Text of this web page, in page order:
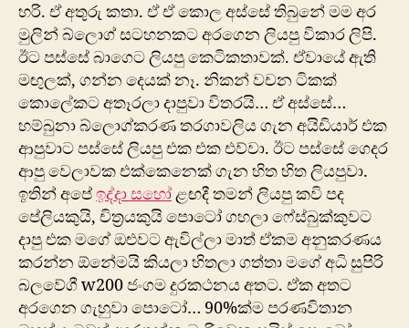
හරි. ඒ අතුරු කතා. ඒ ඒ කොල අස්සේ තිබුනේ මම අර
මුලින් බ්ලොග් සටහනකට අරගෙන ලියපු විකාර ලිපි.
ඊ‍ට පස්සේ බාගෙට ලියපු කෙටිකතාවක්. ඒවායේ ඇති
මඟුලක්, ගන්න දෙයක් නෑ. නිකන් වචන ටිකක්
කොලේකට අතෑරලා දාපුවා විතරයි… ඒ අස්සේ…
හම්බුනා බ්ලොග්කරණ තරගාවලිය ගැන අයිඩියාර් එක
ආපුවාට පස්සේ ලියපු එක එක එව්වා. ඊට පස්සේ ගෙදර
ආපු වෙලාවක එක්කෙනෙක් ගැන හිත හිත ලියපුවා.
ඉතින් අපේඉද්දා සහෝළඟදී තමන් ලියපු කවි පද
පේලියකුයි, චිත්‍රයකුයි පො‍ටෝ ගහලා ෆේස්බුක්කුවට
දාපු එක මගේ ඔළුවට ඇවිල්ලා මාත් ඒකම අනුකරණය
කරන්න ඕනේමයි කියලා හිතලා ගත්තා මගේ අධි සුපිරි
බලවේගී w200 ජංගම දුරකථනය අතට. ඒක අතට
අරගෙන ගැහුවා පොටෝ… 90%ක්ම පරණවිතාන